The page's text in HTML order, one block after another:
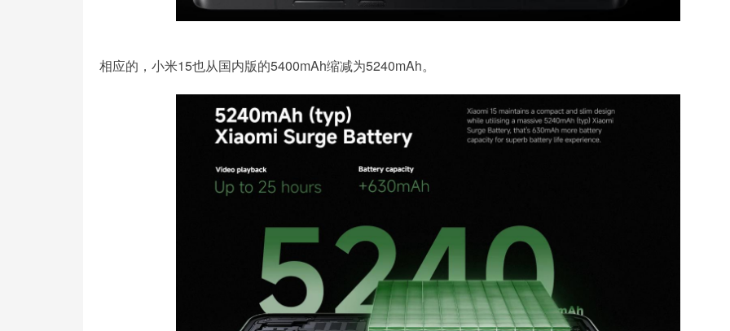
相应的，小米15也从国内版的5400mAh缩减为5240mAh。